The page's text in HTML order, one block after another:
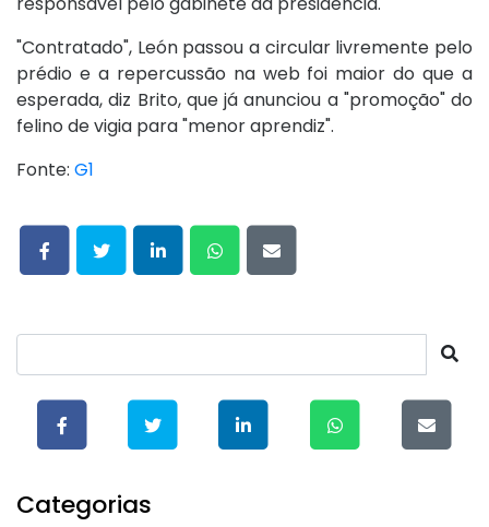
"Contratado", León passou a circular livremente pelo
prédio e a repercussão na web foi maior do que a
esperada, diz Brito, que já anunciou a "promoção" do
felino de vigia para "menor aprendiz".
Fonte: G1
Categorias